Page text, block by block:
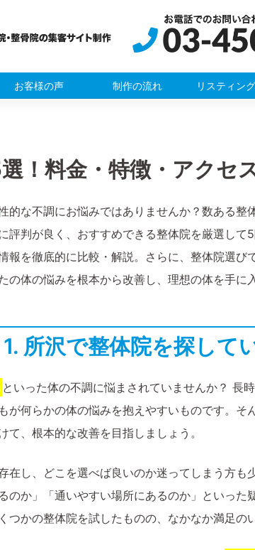
お客様の声 制作の流れ リスティン
！料金・特徴・アクセ
的な不調にお悩みではありませんか？数ある
評判が良く、おすすめできる整体院を厳選し
報を徹底的に比較・解説。さらに、整体院選
の体の悩みを根本から改善し、理想の体を手に
1. 所沢で整体院を探して
といった体の不調に悩まされていませんか？ 長
が何らかの体の悩みを抱えやすいものです。そ
、根本的な改善を目指しましょう。
在し、どこを選べば良いのか迷ってしまう方
のか」「通いやすい場所にあるのか」といっ
つかの整体院を試したものの、なかなか満足の